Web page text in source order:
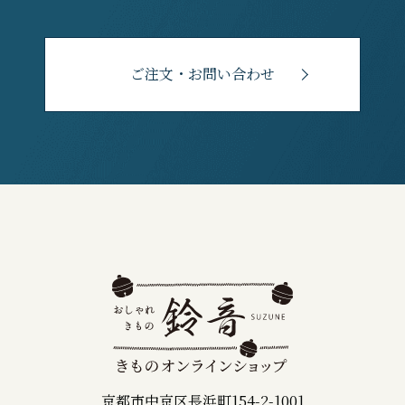
ご注文・お問い合わせ
京都市中京区長浜町154-2-1001